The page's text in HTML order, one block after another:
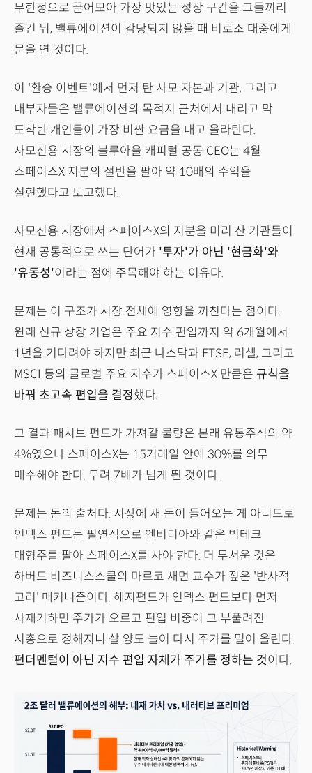
무한정으로 끌어모아 가장 맛있는 성장 구간을 그들끼리
즐긴 뒤, 밸류에이션이 감당되지 않을 때 비로소 대중에게
문을 연 것이다.
이 '환승 이벤트'에서 먼저 탄 사모 자본과 기관, 그리고
내부자들은 밸류에이션의 목적지 근처에서 내리고 막
도착한 개인들이 가장 비싼 요금을 내고 올라탄다.
사모신용 시장의 블루아울 캐피털 공동 CEO는 4월
스페이스X 지분의 절반을 팔아 약 10배의 수익을
실현했다고 보고했다.
사모신용 시장에서 스페이스X의 지분을 미리 산 기관들이
현재 공통적으로 쓰는 단어가 '투자'가 아닌 '현금화'와
'유동성'이라는 점에 주목해야 하는 이유다.
문제는 이 구조가 시장 전체에 영향을 끼친다는 점이다.
원래 신규 상장 기업은 주요 지수 편입까지 약 6개월에서
1년을 기다려야 하지만 최근 나스닥과 FTSE, 러셀, 그리고
MSCI 등의 글로벌 주요 지수가 스페이스X 만큼은 규칙을
바꿔 초고속 편입을 결정했다.
그 결과 패시브 펀드가 가져갈 물량은 본래 유통주식의 약
4%였으나 스페이스X는 15거래일 안에 30%를 의무
매수해야 한다. 무려 7배가 넘게 뛴 것이다.
문제는 돈의 출처다. 시장에 새 돈이 들어오는 게 아니므로
인덱스 펀드는 필연적으로 엔비디아와 같은 빅테크
대형주를 팔아 스페이스X를 사야 한다. 더 무서운 것은
하버드 비즈니스스쿨의 마르코 새먼 교수가 짚은 '반사적
고리' 메커니즘이다. 헤지펀드가 인덱스 펀드보다 먼저
사재기하면 주가가 오르고 편입 비중이 그 부풀려진
시총으로 정해지니 살 양도 늘어 다시 주가를 밀어 올린다.
펀더멘털이 아닌 지수 편입 자체가 주가를 정하는 것이다.